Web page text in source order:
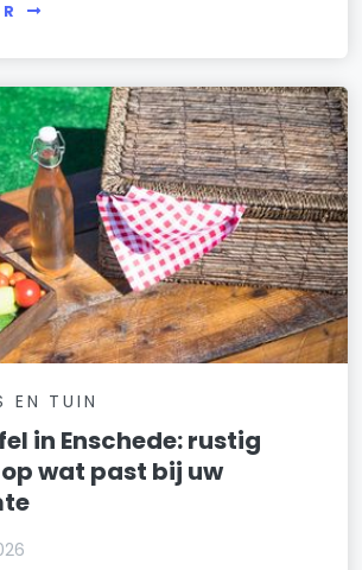
EN TUIN
in Enschede: rustig
wat past bij uw